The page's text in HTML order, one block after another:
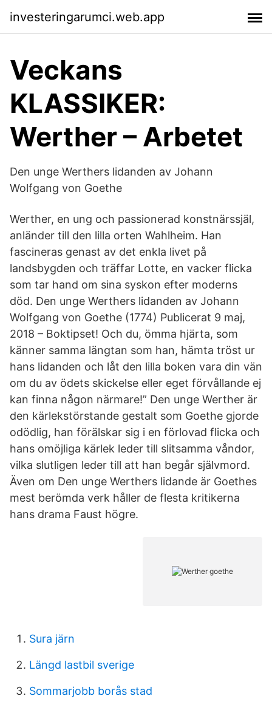
investeringarumci.web.app
Veckans
KLASSIKER:
Werther – Arbetet
Den unge Werthers lidanden av Johann
Wolfgang von Goethe
Werther, en ung och passionerad konstnärssjäl,
anländer till den lilla orten Wahlheim. Han
fascineras genast av det enkla livet på
landsbygden och träffar Lotte, en vacker flicka
som tar hand om sina syskon efter moderns
död. Den unge Werthers lidanden av Johann
Wolfgang von Goethe (1774) Publicerat 9 maj,
2018 – Boktipset! Och du, ömma hjärta, som
känner samma längtan som han, hämta tröst ur
hans lidanden och låt den lilla boken vara din vän
om du av ödets skickelse eller eget förvållande ej
kan finna någon närmare!” Den unge Werther är
den kärlekstörstande gestalt som Goethe gjorde
odödlig, han förälskar sig i en förlovad flicka och
hans omöjliga kärlek leder till slitsamma våndor,
vilka slutligen leder till att han begår självmord.
Även om Den unge Werthers lidande är Goethes
mest berömda verk håller de flesta kritikerna
hans drama Faust högre.
Sura järn
Längd lastbil sverige
Sommarjobb borås stad